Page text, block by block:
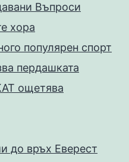
Въпроси
хора
популярен спорт
пердашката
ощетява
до връх Еверест